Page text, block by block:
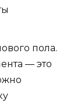
пола.
— это